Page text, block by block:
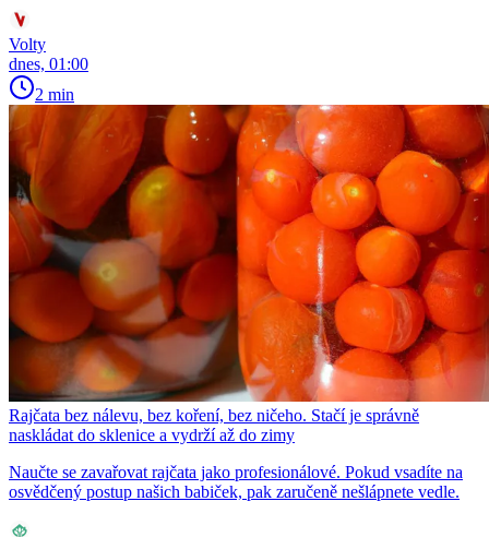
Volty
dnes, 01:00
2 min
Rajčata bez nálevu, bez koření, bez ničeho. Stačí je správně
naskládat do sklenice a vydrží až do zimy
Naučte se zavařovat rajčata jako profesionálové. Pokud vsadíte na
osvědčený postup našich babiček, pak zaručeně nešlápnete vedle.